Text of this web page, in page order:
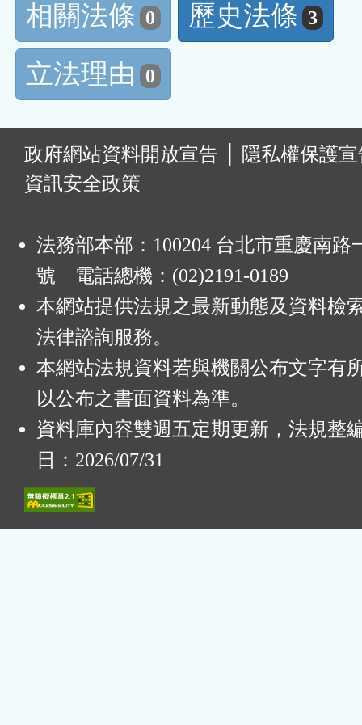
相關法條 0 歷史法條 3
立法理由 0
政府網站資料開放宣告
隱私權保護
資訊安全政策
法務部本部：100204 台北市重慶南路
號 電話總機：(02)2191-0189
本網站提供法規之最新動態及資料檢
法律諮詢服務。
本網站法規資料若與機關公布文字有
以公布之書面資料為準。
資料庫內容雙週五定期更新，法規整
日：2026/07/31